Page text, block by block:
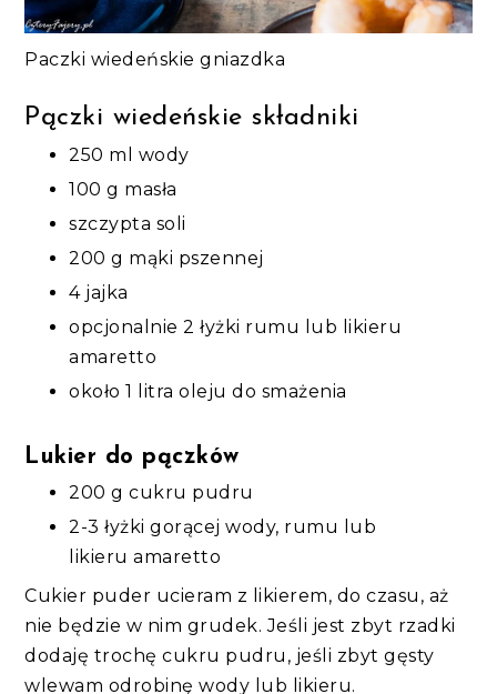
Paczki wiedeńskie gniazdka
Pączki wiedeńskie składniki
250 ml wody
100 g masła
szczypta soli
200 g mąki pszennej
4 jajka
opcjonalnie 2 łyżki rumu lub likieru
amaretto
około 1 litra oleju do smażenia
Lukier do pączków
200 g cukru pudru
2-3 łyżki gorącej wody, rumu lub
likieru amaretto
Cukier puder ucieram z likierem, do czasu, aż
nie będzie w nim grudek. Jeśli jest zbyt rzadki
dodaję trochę cukru pudru, jeśli zbyt gęsty
wlewam odrobinę wody lub likieru.